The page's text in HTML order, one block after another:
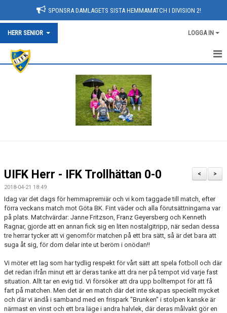
SPONSRA DAMLAGETS SISTA HEMMAMATCH I DIVISION 2!
HERR SENIOR LOGGA IN
NYHETER
DOKUMENT
KONTAKT
MATCHER
BORGÅS TANKAR
TABELL & RESULTAT
>
<
UIFK Herr - IFK Trollhättan 0-0
2018-04-21 18:49
Idag var det dags för hemmapremiär och vi kom taggade till match, efter
förra veckans match mot Göta BK. Fint väder och alla förutsättningarna var
på plats. Matchvärdar: Janne Fritzson, Franz Geyersberg och Kenneth
Ragnar, gjorde att en annan fick sig en liten nostalgitripp, när sedan dessa
tre herrar tycker att vi genomför matchen på ett bra sätt, så är det bara att
suga åt sig, för dom delar inte ut beröm i onödan!!
Vi möter ett lag som har tydlig respekt för vårt sätt att spela fotboll och där
det redan ifrån minut ett är deras tanke att dra ner på tempot vid varje fast
situation. Allt tar en evig tid. Vi försöker att dra upp bolltempot för att få
fart på matchen. Men det är en match där det inte skapas speciellt mycket
och där vi ändå i samband med en frispark "Brunken" i stolpen kanske är
närmast en vinst och ett bra läge i andra halvlek, där deras målvakt gör en